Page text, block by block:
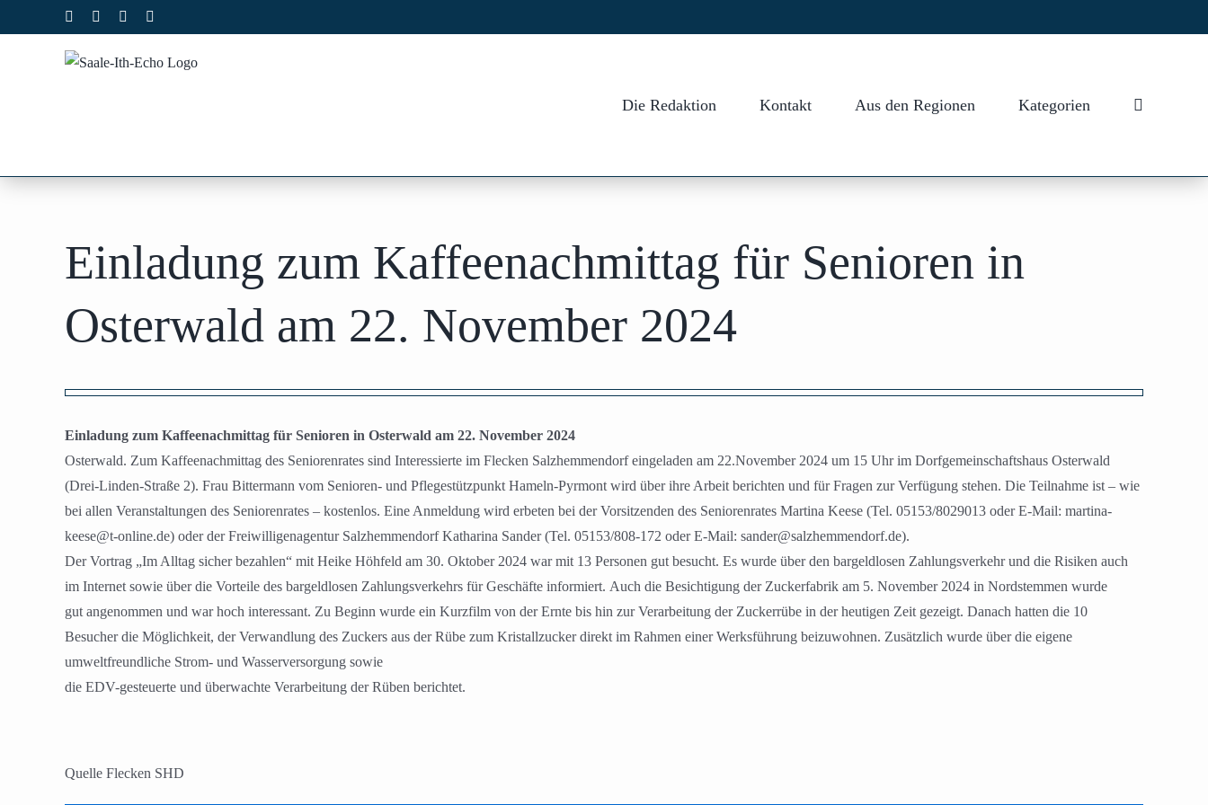
Inhalt
Facebook Instagram
Die Redaktion Kontakt Aus den Regionen Kategorien
Einladung zum Kaffeenachmittag für Senioren in
Osterwald am 22. November 2024
grösseres
Bild
Einladung zum Kaffeenachmittag für Senioren in Osterwald am 22. November 2024
Osterwald. Zum Kaffeenachmittag des Seniorenrates sind Interessierte im Flecken Salzhemmendorf eingeladen am 22.November 2024 um 15 Uhr im Dorfgemeinschaftshaus Osterwald
(Drei-Linden-Straße 2). Frau Bittermann vom Senioren- und Pflegestützpunkt Hameln-Pyrmont wird über ihre Arbeit berichten und für Fragen zur Verfügung stehen. Die Teilnahme ist – wie
bei allen Veranstaltungen des Seniorenrates – kostenlos. Eine Anmeldung wird erbeten bei der Vorsitzenden des Seniorenrates Martina Keese (Tel. 05153/8029013 oder E-Mail: martina-
keese@t-online.de) oder der Freiwilligenagentur Salzhemmendorf Katharina Sander (Tel. 05153/808-172 oder E-Mail: sander@salzhemmendorf.de).
Der Vortrag „Im Alltag sicher bezahlen“ mit Heike Höhfeld am 30. Oktober 2024 war mit 13 Personen gut besucht. Es wurde über den bargeldlosen Zahlungsverkehr und die Risiken auch
im Internet sowie über die Vorteile des bargeldlosen Zahlungsverkehrs für Geschäfte informiert. Auch die Besichtigung der Zuckerfabrik am 5. November 2024 in Nordstemmen wurde
gut angenommen und war hoch interessant. Zu Beginn wurde ein Kurzfilm von der Ernte bis hin zur Verarbeitung der Zuckerrübe in der heutigen Zeit gezeigt. Danach hatten die 10
Besucher die Möglichkeit, der Verwandlung des Zuckers aus der Rübe zum Kristallzucker direkt im Rahmen einer Werksführung beizuwohnen. Zusätzlich wurde über die eigene
umweltfreundliche Strom- und Wasserversorgung sowie
die EDV-gesteuerte und überwachte Verarbeitung der Rüben berichtet.
Quelle Flecken SHD